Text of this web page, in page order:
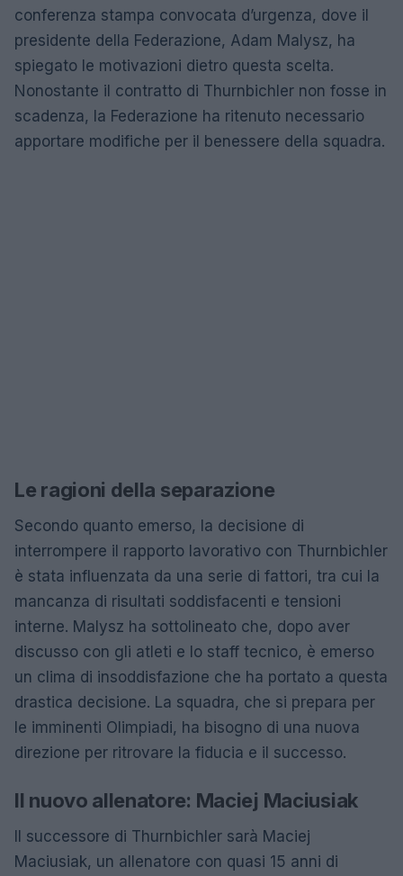
conferenza stampa convocata d’urgenza, dove il
presidente della Federazione, Adam Malysz, ha
spiegato le motivazioni dietro questa scelta.
Nonostante il contratto di Thurnbichler non fosse in
scadenza, la Federazione ha ritenuto necessario
apportare modifiche per il benessere della squadra.
Le ragioni della separazione
Secondo quanto emerso, la decisione di
interrompere il rapporto lavorativo con Thurnbichler
è stata influenzata da una serie di fattori, tra cui la
mancanza di risultati soddisfacenti e tensioni
interne. Malysz ha sottolineato che, dopo aver
discusso con gli atleti e lo staff tecnico, è emerso
un clima di insoddisfazione che ha portato a questa
drastica decisione. La squadra, che si prepara per
le imminenti Olimpiadi, ha bisogno di una nuova
direzione per ritrovare la fiducia e il successo.
Il nuovo allenatore: Maciej Maciusiak
Il successore di Thurnbichler sarà Maciej
Maciusiak, un allenatore con quasi 15 anni di